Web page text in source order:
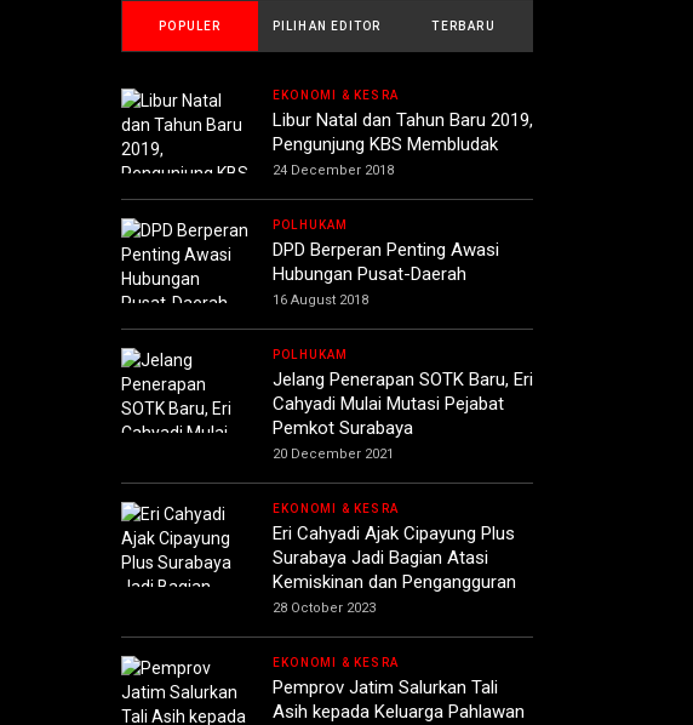
POPULER PILIHAN EDITOR TERBARU
EKONOMI & KESRA
Libur Natal dan Tahun Baru 2019,
Pengunjung KBS Membludak
24 December 2018
POLHUKAM
DPD Berperan Penting Awasi
Hubungan Pusat-Daerah
16 August 2018
POLHUKAM
Jelang Penerapan SOTK Baru, Eri
Cahyadi Mulai Mutasi Pejabat
Pemkot Surabaya
20 December 2021
EKONOMI & KESRA
Eri Cahyadi Ajak Cipayung Plus
Surabaya Jadi Bagian Atasi
Kemiskinan dan Pengangguran
28 October 2023
EKONOMI & KESRA
Pemprov Jatim Salurkan Tali
Asih kepada Keluarga Pahlawan